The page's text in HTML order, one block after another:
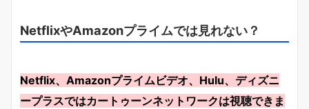
NetflixやAmazonプライムでは見れない？
Netflix、Amazonプライムビデオ、Hulu、ディズニ
ープラスではカートゥーンネットワークは視聴できま